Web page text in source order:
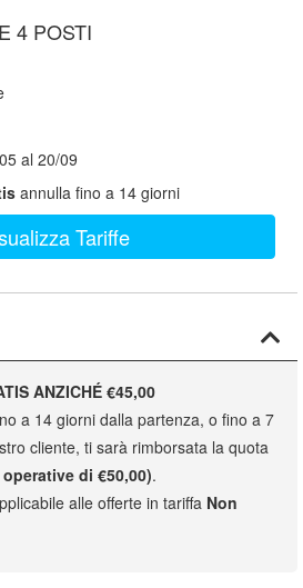
4 POSTI
al 20/09
annulla fino a 14 giorni
Tariffe
ANZICHÉ €45,00
a 14 giorni dalla partenza, o fino a 7
cliente, ti sarà rimborsata la quota
di €50,00).
alle offerte in tariffa Non